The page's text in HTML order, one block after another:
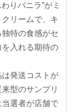
りバニラ”がミ
リームで、キ
特の食感がセ
入れる期待の
発送コストが
型のサンプリ
選者が店舗で